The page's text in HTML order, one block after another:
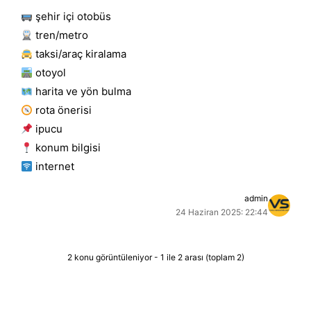
şehir içi otobüs
tren/metro
taksi/araç kiralama
otoyol
harita ve yön bulma
rota önerisi
i̇pucu
konum bilgisi
i̇nternet
admin
24 Haziran 2025: 22:44
2 konu görüntüleniyor - 1 ile 2 arası (toplam 2)